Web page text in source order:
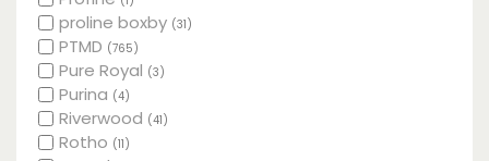
proline boxby (31)
PTMD (765)
Pure Royal (3)
Purina (4)
Riverwood (41)
Rotho (11)